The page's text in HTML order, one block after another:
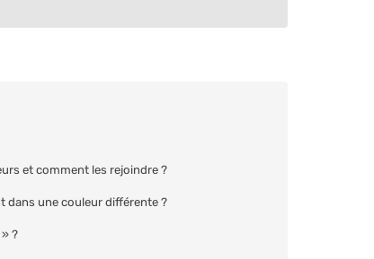
et comment les rejoindre ?
dans une couleur différente ?
?